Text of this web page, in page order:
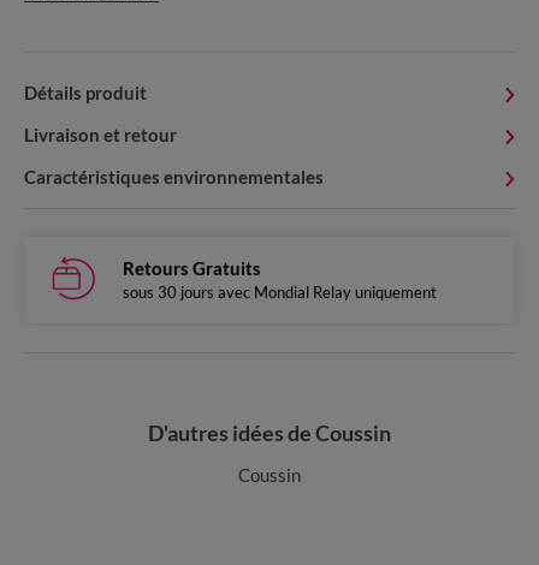
Détails produit
Livraison et retour
Caractéristiques environnementales
Retours Gratuits
sous 30 jours avec Mondial Relay uniquement
D'autres idées de Coussin
Coussin